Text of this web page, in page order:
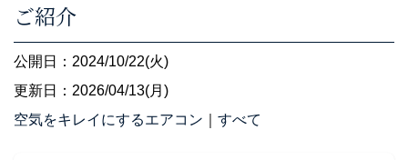
ご紹介
公開日：2024/10/22(火)
更新日：2026/04/13(月)
空気をキレイにするエアコン
すべて